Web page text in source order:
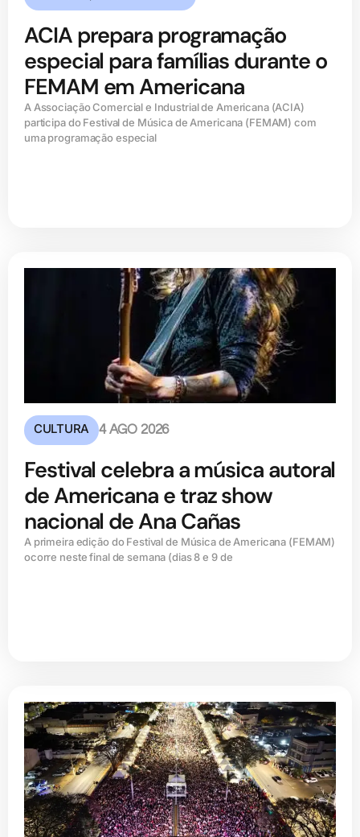
ACIA prepara programação
especial para famílias durante o
FEMAM em Americana
A Associação Comercial e Industrial de Americana (ACIA)
participa do Festival de Música de Americana (FEMAM) com
uma programação especial
CULTURA 4 AGO 2026
Festival celebra a música autoral
de Americana e traz show
nacional de Ana Cañas
A primeira edição do Festival de Música de Americana (FEMAM)
ocorre neste final de semana (dias 8 e 9 de